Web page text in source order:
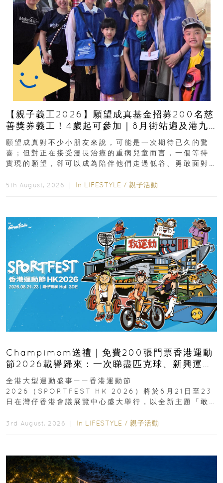
【親子義工2026】願望成真基金招募200名慈
善獎券義工！4歲起可參加｜8月街站遍及港九
新界
願望成真對不少小朋友來說，可能是一次期待已久的驚
喜；但對正在接受漫長治療的重病兒童而言，一個等待
實現的願望，卻可以成為陪伴他們走過低谷、勇敢面對
5th August, 2026 ｜ In LIFESTYLE / 親子活動
Champimom送禮｜免費200張門票香港運動
節2026載譽歸來：一次睇盡匹克球、新興運
動、街舞比賽＋逾百運動品牌展覽
全港大型運動盛事——香港運動節
2026（SPORTFEST HK 2026）將於8月21日至23
日在灣仔香港會議展覽中心盛大舉行，以全新主題「敢
3rd August, 2026 ｜ In LIFESTYLE / 親子活動